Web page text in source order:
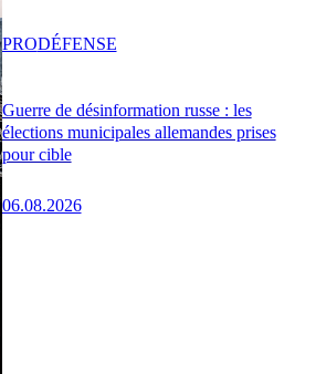
Guerre de désinformation russe : les
élections municipales allemandes prises
pour cible
06.08.2026
PRODÉFENSE